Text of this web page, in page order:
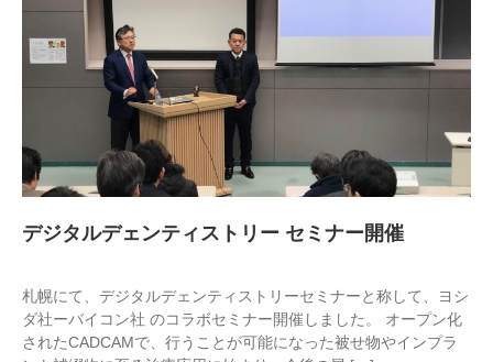
デジタルデェンティストリー セミナー開催
札幌にて、デジタルデェンティストリーセミナーと称して、ヨシ
ダ社ーバイコン社 のコラボセミナー開催しました。 オープン化
されたCADCAMで、行うことが可能になった被せ物やインプラ